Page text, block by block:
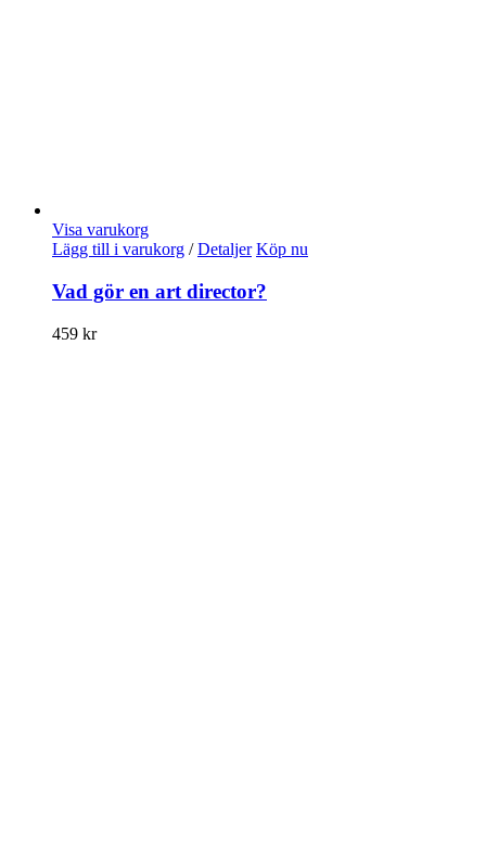
Visa varukorg
Lägg till i varukorg / Detaljer Köp nu
Vad gör en art director?
459 kr